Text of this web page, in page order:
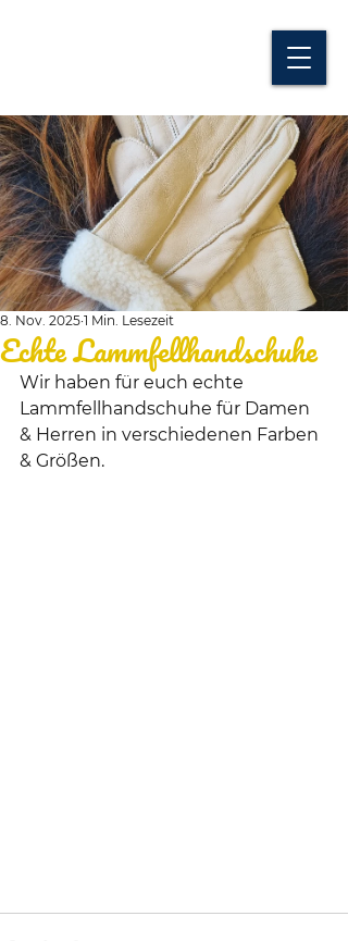
Echte Lammfellhandschuhe
8. Nov. 2025 1 Min. Lesezeit
Wir haben für euch echte
Lammfellhandschuhe für Damen
& Herren in verschiedenen Farben
& Größen.